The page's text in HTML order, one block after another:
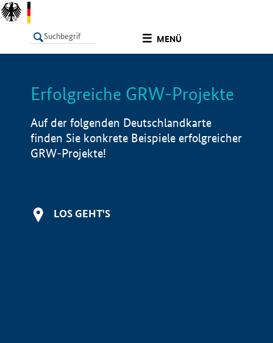
MENÜ
LISTE Info
Erfolgreiche GRW-Projekte
Auf der folgenden Deutschlandkarte
finden Sie konkrete Beispiele erfolgreicher
GRW-Projekte!
LOS GEHT'S